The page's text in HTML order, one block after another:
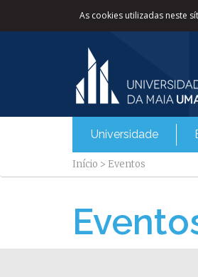
As cookies utilizadas neste
Universidade
Início > Eventos